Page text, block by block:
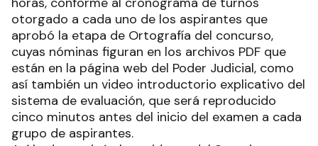
otorgado a cada uno de los aspirantes que
aprobó la etapa de Ortografía del concurso,
cuyas nóminas figuran en los archivos PDF que
están en la página web del Poder Judicial, como
así también un video introductorio explicativo del
sistema de evaluación, que será reproducido
cinco minutos antes del inicio del examen a cada
grupo de aspirantes.